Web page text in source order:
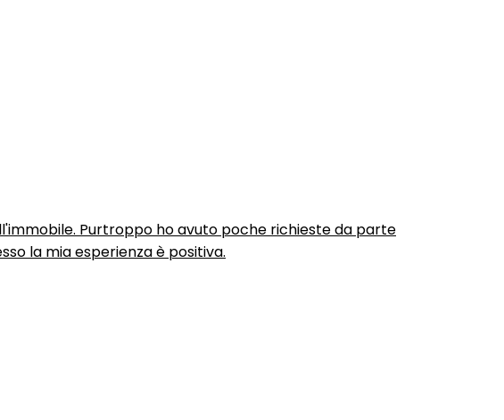
Purtroppo ho avuto poche richieste da parte
la mia esperienza è positiva.